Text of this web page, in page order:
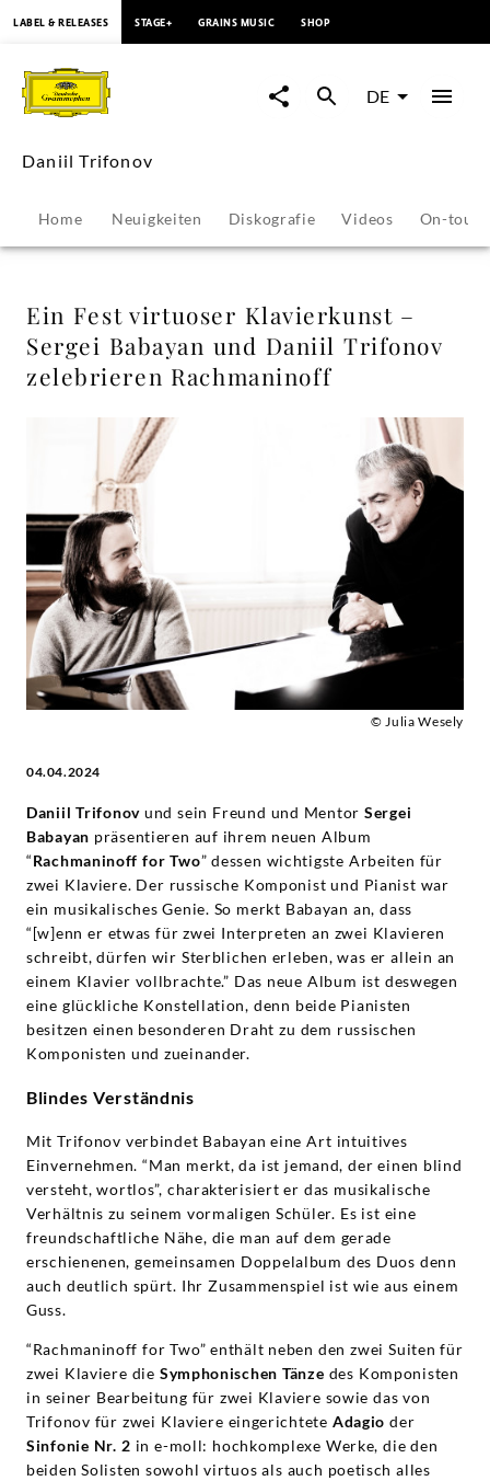
Fest
virtuoser
Klavierkunst
–
Sergei
Babayan
Trifonov
zelebrieren
Rachmaninoff
Trifonov
Deutsche
Grammophon
LABEL & RELEASES STAGE+ GRAINS MUSIC SHOP
DE
Daniil Trifonov
Home Neuigkeiten Diskografie Videos On-tour
Ein Fest virtuoser Klavierkunst –
Sergei Babayan und Daniil Trifonov
zelebrieren Rachmaninoff
© Julia Wesely
04.04.2024
Daniil Trifonovund sein Freund und MentorSergei
Babayan präsentieren auf ihrem neuen Album
“Rachmaninoff for Two” dessen wichtigste Arbeiten für
zwei Klaviere. Der russische Komponist und Pianist war
ein musikalisches Genie. So merkt Babayan an, dass
“[w]enn er etwas für zwei Interpreten an zwei Klavieren
schreibt, dürfen wir Sterblichen erleben, was er allein an
einem Klavier vollbrachte.” Das neue Album ist deswegen
eine glückliche Konstellation, denn beide Pianisten
besitzen einen besonderen Draht zu dem russischen
Komponisten und zueinander.
Blindes Verständnis
Mit Trifonov verbindet Babayan eine Art intuitives
Einvernehmen. “Man merkt, da ist jemand, der einen blind
versteht, wortlos”, charakterisiert er das musikalische
Verhältnis zu seinem vormaligen Schüler. Es ist eine
freundschaftliche Nähe, die man auf dem gerade
erschienenen, gemeinsamen Doppelalbum des Duos denn
auch deutlich spürt. Ihr Zusammenspiel ist wie aus einem
Guss.
“Rachmaninoff for Two” enthält neben den zwei Suiten für
zwei Klaviere die Symphonischen Tänze des Komponisten
in seiner Bearbeitung für zwei Klaviere sowie das von
Trifonov für zwei Klaviere eingerichtete Adagio der
Sinfonie Nr. 2 in e-moll: hochkomplexe Werke, die den
beiden Solisten sowohl virtuos als auch poetisch alles